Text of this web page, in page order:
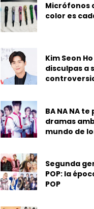
Micrófonos
color es
Kim Seon
disculpas a
BA NA NA
dramas
mundo de
Segunda
POP: la
POP